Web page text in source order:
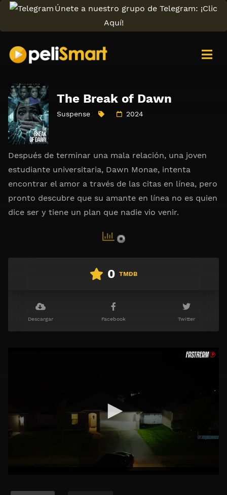
Únete a nuestro grupo de Telegram: ¡Clic
Aquí!
The Break of Dawn
Suspense 2024
Después de terminar una mala relación, una joven
estudiante universitaria, Dawn Monae, intenta
encontrar el amor a través de las citas en línea, pero
pronto descubre que su amante en línea no es quien
dice ser y tiene un plan que nadie vio venir.
0 TMDB
Descargar Facebook Twitter